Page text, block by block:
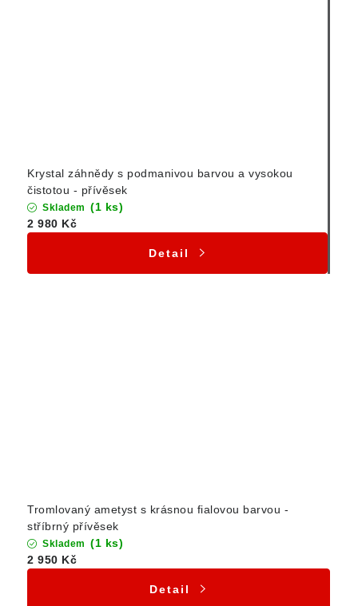
Krystal záhnědy s podmanivou barvou a vysokou
čistotou - přívěsek
Skladem (1 ks)
2 980 Kč
Detail
Tromlovaný ametyst s krásnou fialovou barvou -
stříbrný přívěsek
Skladem (1 ks)
2 950 Kč
Detail